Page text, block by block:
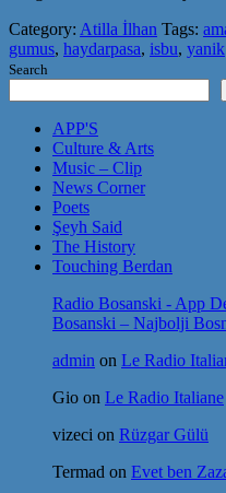
Category: Atilla İlhan Tags:
gumus, haydarpasa, isbu, yanik
Search
APP'S
Culture & Arts
Music – Clip
News Corner
Poets
Şeyh Said
The History
Touching Berdan
Radio Bosanski - App
Bosanski – Najbolji
admin on Le Radio
Gio on Le Radio Italiane
vizeci on Rüzgar Gülü
Termad on Evet ben